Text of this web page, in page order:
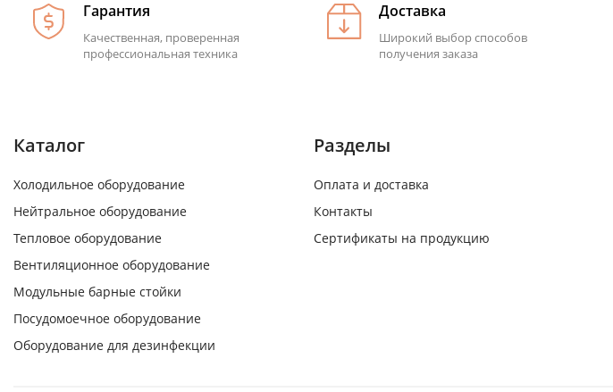
Гарантия
Качественная, проверенная
профессиональная техника
Доставка
Широкий выбор способов
получения заказа
Каталог
Холодильное оборудование
Нейтральное оборудование
Тепловое оборудование
Вентиляционное оборудование
Модульные барные стойки
Посудомоечное оборудование
Оборудование для дезинфекции
Разделы
Оплата и доставка
Контакты
Сертификаты на продукцию